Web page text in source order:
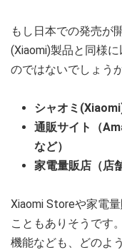
もし日本での発売が
(Xiaomi)製品と同様
のではないでしょうか
シャオミ
通販サイト（
など）
家電量販店（店
Xiaomi Storeや家電
こともありそうです
機能なども、どのよ